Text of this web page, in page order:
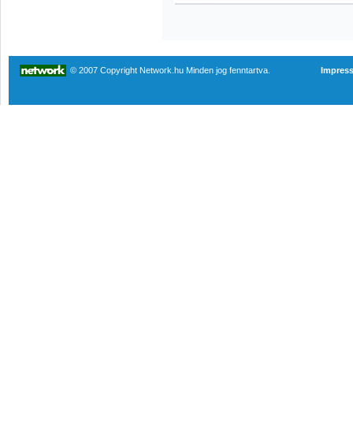
© 2007 Copyright Network.hu Minden jog fenntartva.